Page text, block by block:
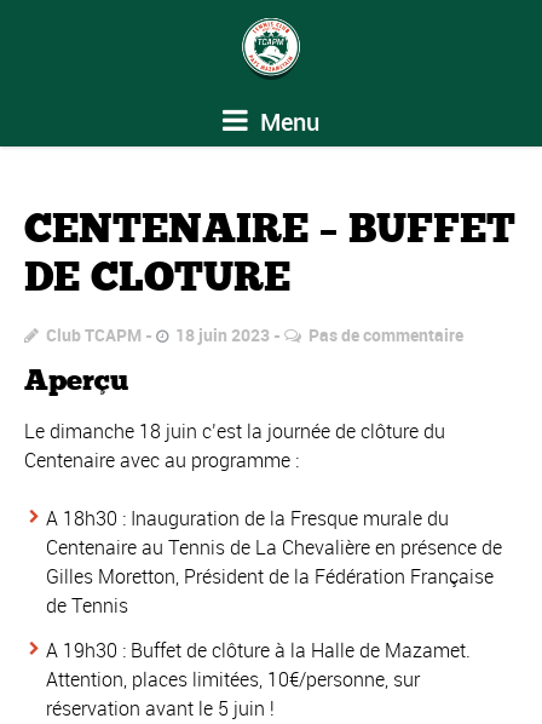
Menu
CENTENAIRE – BUFFET
DE CLOTURE
Club TCAPM 18 juin 2023 Pas de commentaire
Aperçu
Le dimanche 18 juin c’est la journée de clôture du
Centenaire avec au programme :
A 18h30 : Inauguration de la Fresque murale du
Centenaire au Tennis de La Chevalière en présence de
Gilles Moretton, Président de la Fédération Française
de Tennis
A 19h30 : Buffet de clôture à la Halle de Mazamet.
Attention, places limitées, 10€/personne, sur
réservation avant le 5 juin !